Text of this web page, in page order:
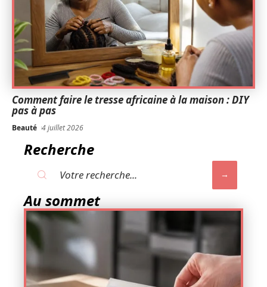
Comment faire le tresse africaine à la maison : DIY
pas à pas
Beauté 4 juillet 2026
Recherche
Au sommet